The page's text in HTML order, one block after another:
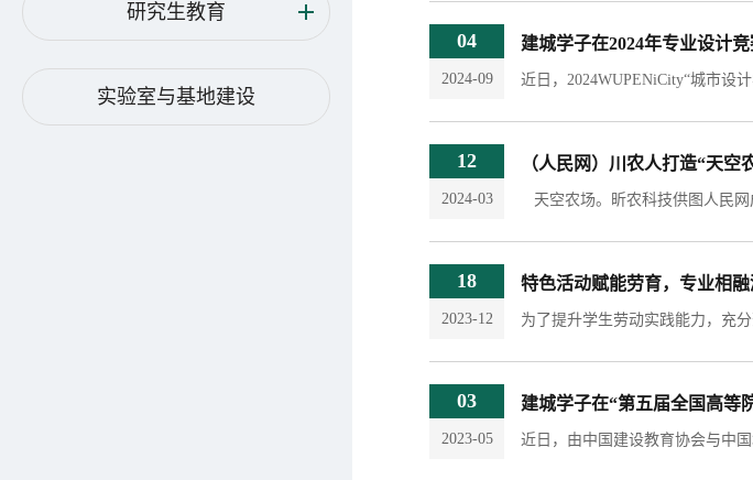
研究生教育
实验室与基地建设
04
2024-09
建城学子在2024年专业设计
12
2024-03
（人民网）川农人打造“天
18
2023-12
特色活动赋能劳育，专业相
03
2023-05
建城学子在“第五届全国高等